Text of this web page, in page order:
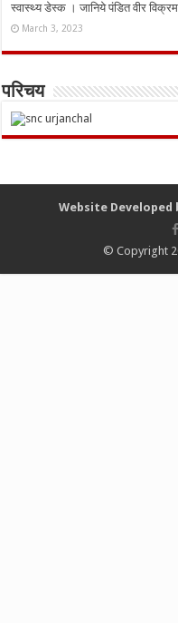
स्वास्थ्य डेस्क । जानिये पंडित वीर
March 3, 2023
परिचय
Website Developed
© Copyright